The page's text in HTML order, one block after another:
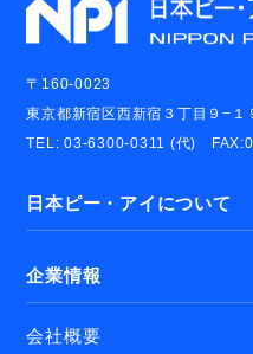
〒160-0023
東京都新宿区西新宿３丁目９−
TEL: 03-6300-0311 (代)
日本ピー・アイについて
企業情報
会社概要